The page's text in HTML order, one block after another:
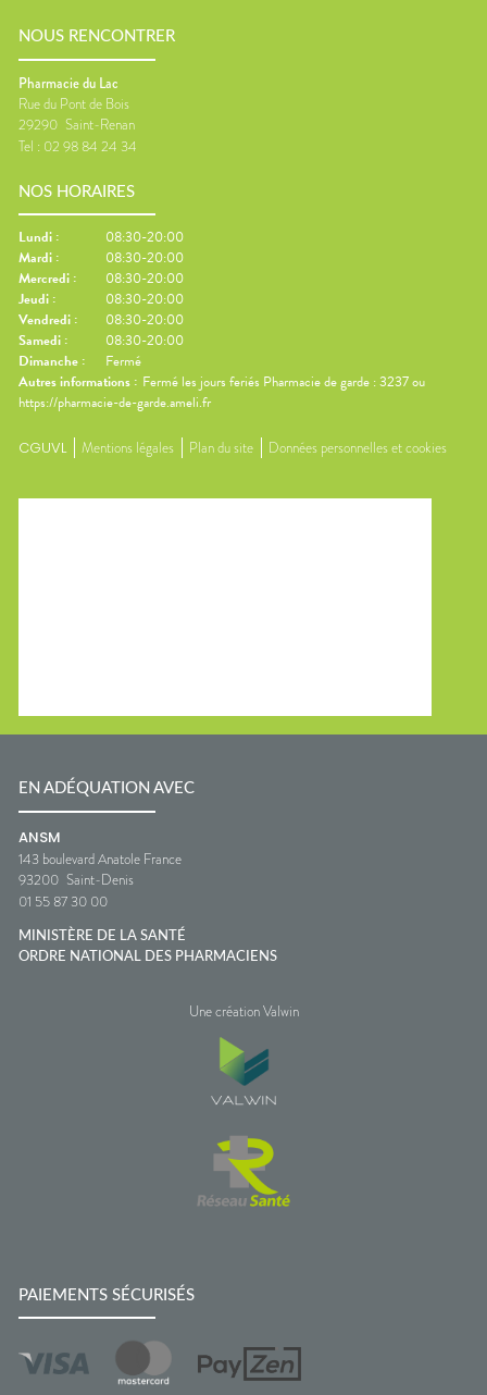
NOUS RENCONTRER
Pharmacie du Lac
Rue du Pont de Bois
29290 Saint-Renan
Tel : 02 98 84 24 34
NOS HORAIRES
Lundi :
08:30-20:00
Mardi :
08:30-20:00
Mercredi :
08:30-20:00
Jeudi :
08:30-20:00
Vendredi :
08:30-20:00
Samedi :
08:30-20:00
Dimanche :
Fermé
Autres informations : Fermé les jours feriés Pharmacie de garde : 3237 ou
https://pharmacie-de-garde.ameli.fr
CGUVL Mentions légales Plan du site Données personnelles et cookies
EN ADÉQUATION AVEC
ANSM
143 boulevard Anatole France
93200 Saint-Denis
01 55 87 30 00
MINISTÈRE DE LA SANTÉ
ORDRE NATIONAL DES PHARMACIENS
Une création Valwin
PAIEMENTS SÉCURISÉS